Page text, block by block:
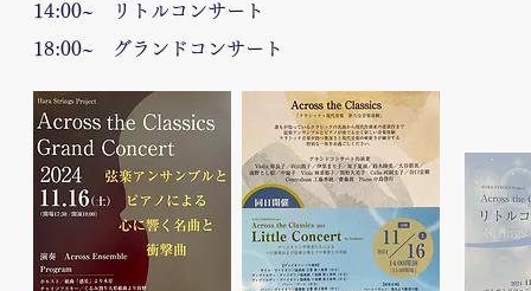
14:00~ リトルコンサート
18:00~ グランドコンサート